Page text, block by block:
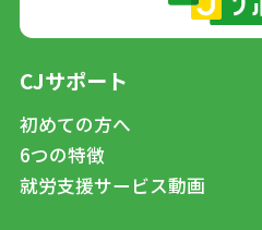
CJサポート
初めての方へ
6つの特徴
就労支援サービス動画